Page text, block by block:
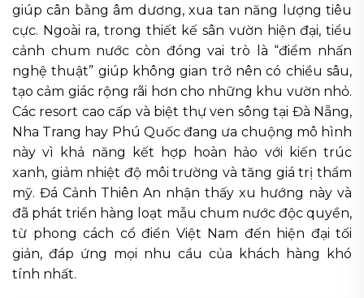
giúp cân bằng âm dương, xua tan năng lượng tiêu
cực. Ngoài ra, trong thiết kế sân vườn hiện đại, tiểu
cảnh chum nước còn đóng vai trò là “điểm nhấn
nghệ thuật” giúp không gian trở nên có chiều sâu,
tạo cảm giác rộng rãi hơn cho những khu vườn nhỏ.
Các resort cao cấp và biệt thự ven sông tại Đà Nẵng,
Nha Trang hay Phú Quốc đang ưa chuộng mô hình
này vì khả năng kết hợp hoàn hảo với kiến trúc
xanh, giảm nhiệt độ môi trường và tăng giá trị thẩm
mỹ. Đá Cảnh Thiên An nhận thấy xu hướng này và
đã phát triển hàng loạt mẫu chum nước độc quyền,
từ phong cách cổ điển Việt Nam đến hiện đại tối
giản, đáp ứng mọi nhu cầu của khách hàng khó
tính nhất.